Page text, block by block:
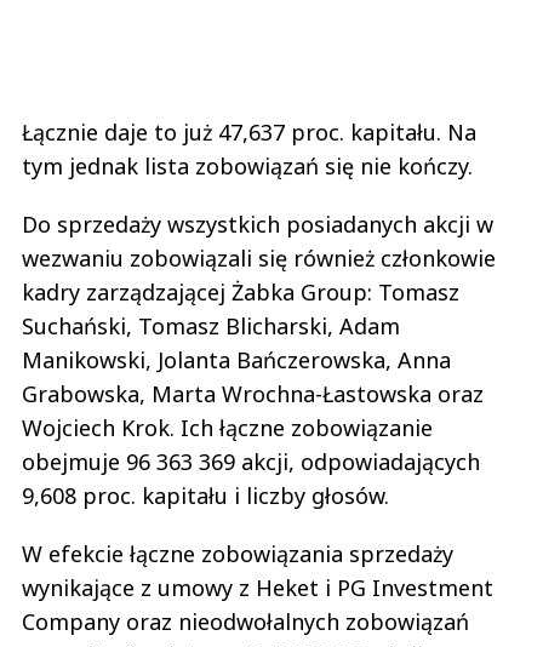
Łącznie daje to już 47,637 proc. kapitału. Na
tym jednak lista zobowiązań się nie kończy.
Do sprzedaży wszystkich posiadanych akcji w
wezwaniu zobowiązali się również członkowie
kadry zarządzającej Żabka Group: Tomasz
Suchański, Tomasz Blicharski, Adam
Manikowski, Jolanta Bańczerowska, Anna
Grabowska, Marta Wrochna-Łastowska oraz
Wojciech Krok. Ich łączne zobowiązanie
obejmuje 96 363 369 akcji, odpowiadających
9,608 proc. kapitału i liczby głosów.
W efekcie łączne zobowiązania sprzedaży
wynikające z umowy z Heket i PG Investment
Company oraz nieodwołalnych zobowiązań